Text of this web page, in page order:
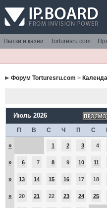
Пытки и казни Torturesru.com
Форум Torturesru.com >
Июль 2026
П В С Ч П С
» 1 2 3 4
» 6 7 8 9 10 11
» 13 14 15 16 17 18
» 20 21 22 23 24 25